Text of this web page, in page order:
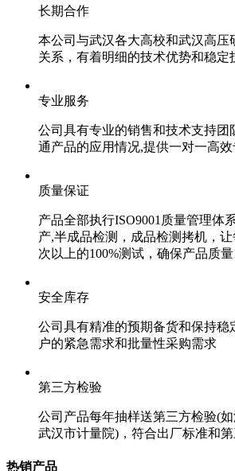
长期合作
本公司与武汉各大高校和武汉高压
关系，有着明细的技术优势和稳定
专业服务
公司具有专业的销售和技术支持团
通产品的应用情况,提供一对一高
质量保证
产品全部执行ISO9001质量管理体
产,半成品检测，成品检测拷机，
次以上的100%测试，确保产品质量
安全库存
公司具有精准的预期备货和保持稳
户的紧急需求和批量性采购需求
第三方检验
公司产品每年抽样送第三方检验(如
武汉市计量院)，符合出厂标准和
热销产品